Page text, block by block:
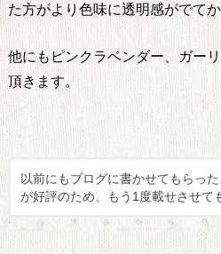
た方がより色味に透明感がでて
他にもピンクラベンダー、ガー
頂きます。
以前にもブログに書かせてもらっ
が好評のため、もう1度載せさせて